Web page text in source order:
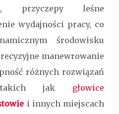
przyczepy leśne
wydajności pracy, co
środowisku
manewrowanie
różnych rozwiązań
takich jak głowice
i innych miejscach